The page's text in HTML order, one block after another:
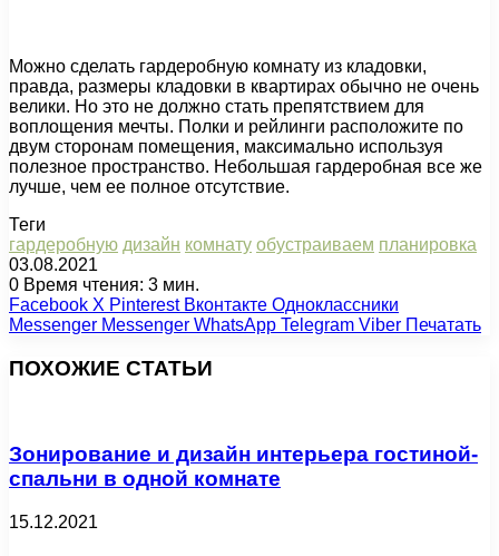
Можно сделать гардеробную комнату из кладовки,
правда, размеры кладовки в квартирах обычно не очень
велики. Но это не должно стать препятствием для
воплощения мечты. Полки и рейлинги расположите по
двум сторонам помещения, максимально используя
полезное пространство. Небольшая гардеробная все же
лучше, чем ее полное отсутствие.
Теги
гардеробную дизайн комнату обустраиваем планировка
03.08.2021
0 Время чтения: 3 мин.
Facebook X Pinterest Вконтакте Одноклассники
Messenger Messenger WhatsApp Telegram Viber Печатать
ПОХОЖИЕ СТАТЬИ
Зонирование и дизайн интерьера гостиной-
спальни в одной комнате
15.12.2021